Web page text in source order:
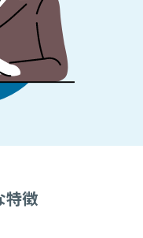
特徴